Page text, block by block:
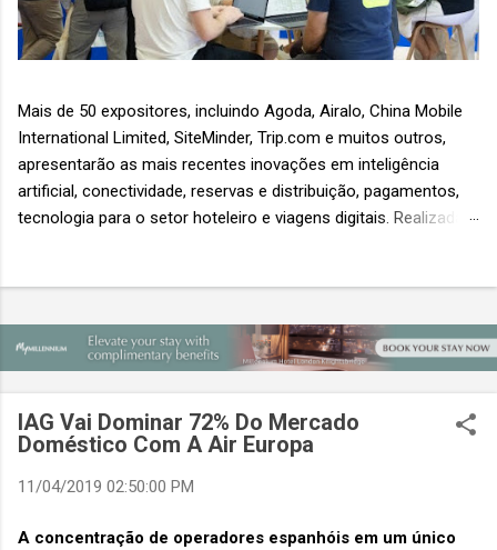
Mais de 50 expositores, incluindo Agoda, Airalo, China Mobile
International Limited, SiteMinder, Trip.com e muitos outros,
apresentarão as mais recentes inovações em inteligência
artificial, conectividade, reservas e distribuição, pagamentos,
tecnologia para o setor hoteleiro e viagens digitais. Realizada
podem acessar os três eventos simultâneos A Travel Tech
Asia 2026 retorna de 21 a 23 de outubro de 2026 no Sands
compradores para explorar as inovações que moldam o futuro
das viagens. O evento também contará com a presença de
importantes nomes do setor e debates sobre as principais
de viagens, desde inteligência artificial e transformação...
IAG Vai Dominar 72% Do Mercado
Doméstico Com A Air Europa
11/04/2019 02:50:00 PM
A concentração de operadores espanhóis em um único